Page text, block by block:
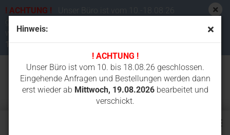
Hinweis:
! ACHTUNG !
Unser Büro ist vom 10. bis 18.08.26 geschlossen.
Eingehende Anfragen und Bestellungen werden dann
erst wieder ab Mittwoch, 19.08.2026bearbeitet und
verschickt.
! ACHTUNG !
Unser Büro ist vom 10.-18.08.26
werden dann erst wieder ab
19.08.2026bearbeitet und verschickt.